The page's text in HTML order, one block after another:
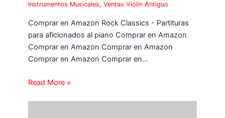
Instrumentos Musicales,Ventas Violin Antiguo
Comprar en Amazon Rock Classics - Partituras
para aficionados al piano Comprar en Amazon
Comprar en Amazon Comprar en Amazon
Comprar en Amazon Comprar en…
Read More »